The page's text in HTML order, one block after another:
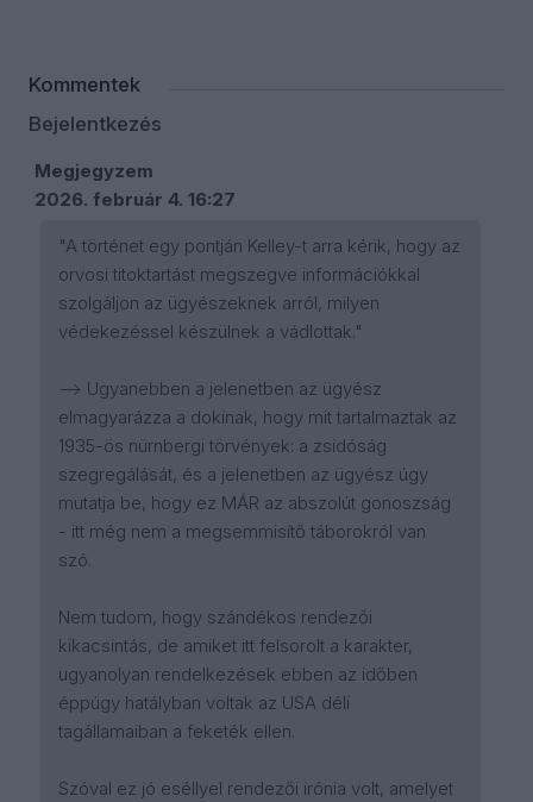
Kommentek
Bejelentkezés
Megjegyzem
2026. február 4. 16:27
"A történet egy pontján Kelley-t arra kérik, hogy az
orvosi titoktartást megszegve információkkal
szolgáljon az ügyészeknek arról, milyen
védekezéssel készülnek a vádlottak."
--> Ugyanebben a jelenetben az ügyész
elmagyarázza a dokinak, hogy mit tartalmaztak az
1935-ös nürnbergi törvények: a zsidóság
szegregálását, és a jelenetben az ügyész úgy
mutatja be, hogy ez MÁR az abszolút gonoszság
- itt még nem a megsemmisítő táborokról van
szó.
Nem tudom, hogy szándékos rendezői
kikacsintás, de amiket itt felsorolt a karakter,
ugyanolyan rendelkezések ebben az időben
éppúgy hatályban voltak az USA déli
tagállamaiban a feketék ellen.
Szóval ez jó eséllyel rendezői irónia volt, amelyet